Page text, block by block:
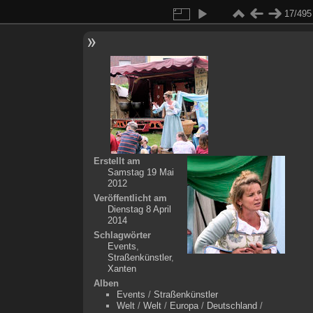
17/495
Erstellt am
Samstag 19 Mai
2012
Veröffentlicht am
Dienstag 8 April
2014
Schlagwörter
Events,
Straßenkünstler,
Xanten
Alben
Events / Straßenkünstler
Welt/ Welt/ Europa/ Deutschland /